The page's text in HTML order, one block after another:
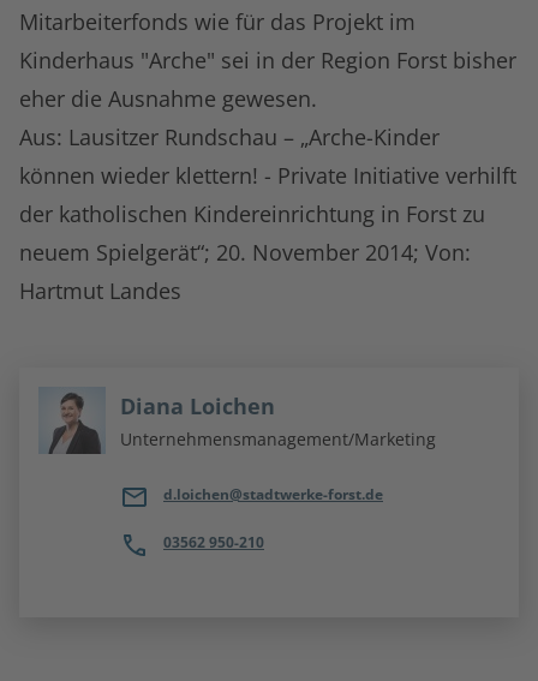
Mitarbeiterfonds wie für das Projekt im
Kinderhaus "Arche" sei in der Region Forst bisher
eher die Ausnahme gewesen.
Aus: Lausitzer Rundschau – „Arche-Kinder
können wieder klettern! - Private Initiative verhilft
der katholischen Kindereinrichtung in Forst zu
neuem Spielgerät“; 20. November 2014; Von:
Hartmut Landes
Diana Loichen
Unternehmensmanagement/Marketing
d.loichen@stadtwerke-forst.de
03562 950-210